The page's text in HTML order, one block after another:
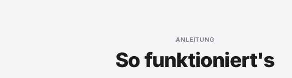
ANLEITUNG
So funktioniert's